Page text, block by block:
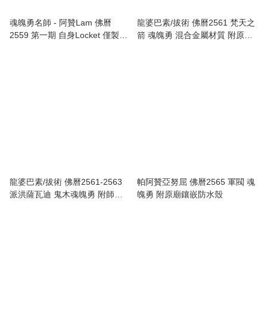
魂魄勇名師 - 阿贊Lam 佛曆
2559 第一期 自身Locket 僅製
龍婆巴素/拔術 佛曆2561 梵天之
箭 魂魄勇 混合金屬材質 附原裝
龍婆巴素/拔術 佛曆2561-2563
派洪薩瓦迪 鬼木魂魄勇 附師父
帕阿贊亞努屈 佛曆2565 軍閥 魂
魄勇 附原廟鑲嵌防水殼